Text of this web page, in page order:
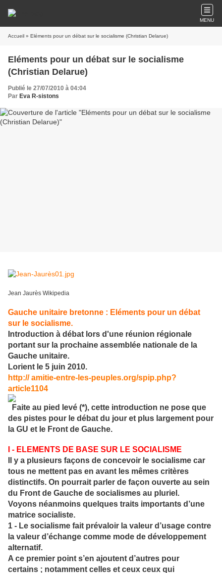
MENU
Accueil » Eléments pour un débat sur le socialisme (Christian Delarue)
Eléments pour un débat sur le socialisme
(Christian Delarue)
Publié le 27/07/2010 à 04:04
Par Eva R-sistons
Jean Jaurès Wikipedia
Gauche unitaire bretonne : Eléments pour un débat
sur le socialisme.
Introduction à débat lors d'une réunion régionale
portant sur la prochaine assemblée nationale de la
Gauche unitaire.
Lorient le 5 juin 2010.
http://amitie-entre-les-peuples.org/spip.php?
article1104
Faite au pied levé (*), cette introduction ne pose que
des pistes pour le débat du jour et plus largement pour
la GU et le Front de Gauche.
I - ELEMENTS DE BASE SUR LE SOCIALISME
Il y a plusieurs façons de concevoir le socialisme car
tous ne mettent pas en avant les mêmes critères
distinctifs. On pourrait parler de façon ouverte au sein
du Front de Gauche de socialismes au pluriel.
Voyons néanmoins quelques traits importants d’une
matrice socialiste.
1 - Le socialisme fait prévaloir la valeur d’usage contre
la valeur d’échange comme mode de développement
alternatif.
A ce premier point s’en ajoutent d’autres pour
certains ; notamment celles et ceux ceux qui